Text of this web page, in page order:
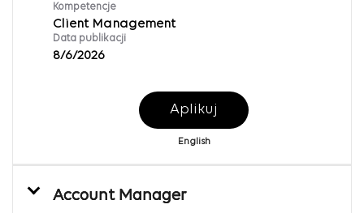
Kompetencje
Client Management
Data publikacji
8/6/2026
Aplikuj
English
Account Manager